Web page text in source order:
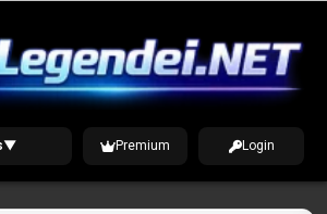
▼ Premium Login